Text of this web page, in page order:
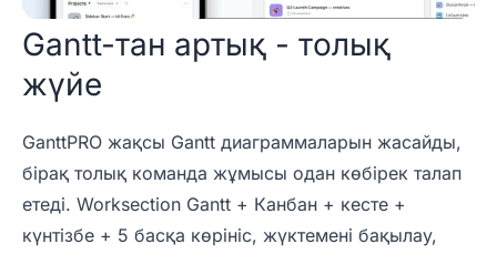
Gantt-тан артық - толық
жүйе
GanttPRO жақсы Gantt диаграммаларын жасайды,
бірақ толық команда жұмысы одан көбірек талап
етеді. Worksection Gantt + Канбан + кесте +
күнтізбе + 5 басқа көрініс, жүктемені бақылау,